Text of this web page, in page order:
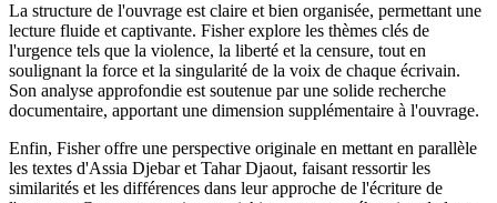
La structure de l'ouvrage est claire et bien organisée, permettant une
lecture fluide et captivante. Fisher explore les thèmes clés de
l'urgence tels que la violence, la liberté et la censure, tout en
soulignant la force et la singularité de la voix de chaque écrivain.
Son analyse approfondie est soutenue par une solide recherche
documentaire, apportant une dimension supplémentaire à l'ouvrage.
Enfin, Fisher offre une perspective originale en mettant en parallèle
les textes d'Assia Djebar et Tahar Djaout, faisant ressortir les
similarités et les différences dans leur approche de l'écriture de